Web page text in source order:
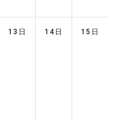
13日 14日 15日